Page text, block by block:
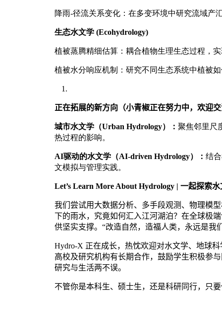
降雨-径流关系变化：在多变环境中研究流域产
生态水文学 (Ecohydrology)
植被蒸腾精细估算：耦合植物生理生态过程，
植被水分响应机制：研究不同生态系统中植被
正在拓展的新方向（小青椒正在努力中，欢迎
城市水文学（Urban Hydrology）： 聚焦邻里尺
热过程的影响。
AI驱动的水文学（AI-driven Hydrology）： 结
文模拟与管理实践。
Let’s Learn More About Hydrology | 一起探索水
我们尝试用大数据分析、多手段观测、物理模
下的雨水，究竟如何汇入江河湖泊？在全球极
供坚实支撑。“改造自然，造福人类，永远是我
Hydro-X 正在成长，热忱欢迎对水文学、地球
高校及研究机构有长期合作，鼓励学生积极参
研究与生活两不误。
不管你是本科生、硕士生，还是科研同行，只